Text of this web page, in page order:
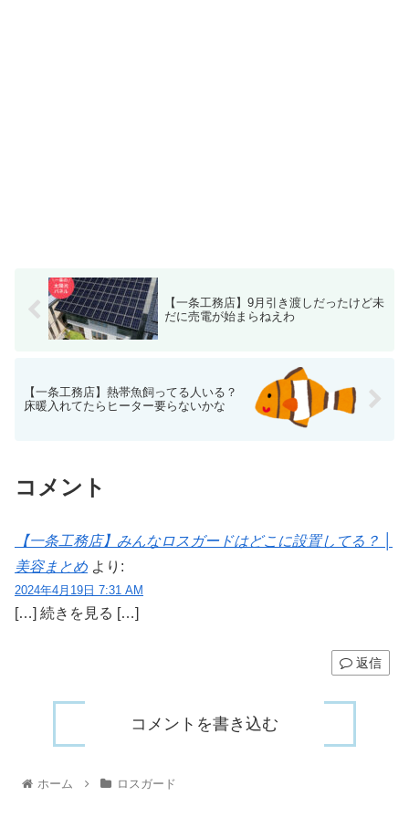
【一条工務店】9月引き渡しだったけど未
だに売電が始まらねえわ
【一条工務店】熱帯魚飼ってる人いる？
床暖入れてたらヒーター要らないかな
コメント
【一条工務店】みんなロスガードはどこに設置してる？ │
美容まとめ より:
2024年4月19日 7:31 AM
[…] 続きを見る […]
返信
コメントを書き込む
ホーム ロスガード